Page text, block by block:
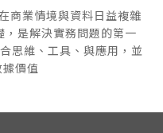
商業情境與資料日益複雜
，是解決實務問題的第一
思維、工具、與應用，並
價值